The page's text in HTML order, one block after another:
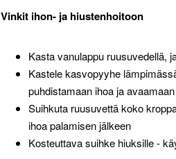
Vinkit ihon- ja hiustenhoitoon
Kasta vanulappu ruusuvedellä,
Kastele kasvopyyhe
puhdistamaan ihoa ja
Suihkuta ruusuvettä koko
ihoa palamisen jälkeen
Kosteuttava suihke hiuksille -